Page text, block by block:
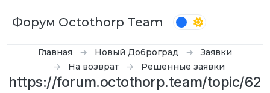
Форум Octothorp Team
Главная Новый Доброград
Заявки
На возврат
Решенные заявки
https://forum.octothorp.team/topic/62